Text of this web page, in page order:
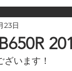
23日
います！